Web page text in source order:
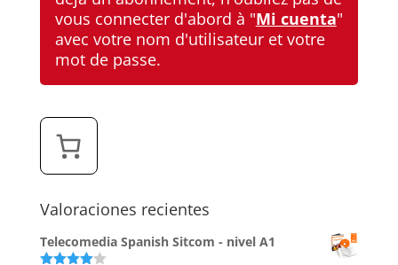
vous connecter d'abord à "Mi cuenta"
avec votre nom d'utilisateur et votre
mot de passe.
Valoraciones recientes
Telecomedia Spanish Sitcom - nivel A1